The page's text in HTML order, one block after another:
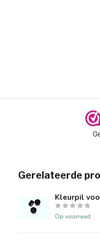
Gerelateerde
Kleurpil
Op voorraad